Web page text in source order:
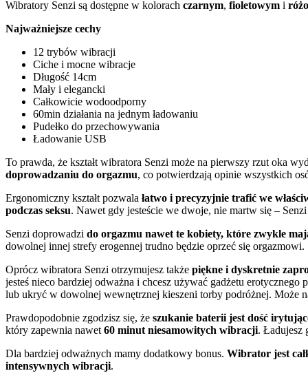
Wibratory Senzi są dostępne w kolorach czarnym, fioletowym i
Najważniejsze cechy
12 trybów wibracji
Ciche i mocne wibracje
Długość 14cm
Mały i elegancki
Całkowicie wodoodporny
60min działania na jednym ładowaniu
Pudełko do przechowywania
Ładowanie USB
To prawda, że kształt wibratora Senzi może na pierwszy rzut oka
doprowadzaniu do orgazmu, co potwierdzają opinie wszystkich
Ergonomiczny kształt pozwala łatwo i precyzyjnie trafić we
podczas seksu. Nawet gdy jesteście we dwoje, nie martw się –
Senzi doprowadzi do orgazmu nawet te kobiety, które zwykle
dowolnej innej strefy erogennej trudno będzie oprzeć się orgazmowi.
Oprócz wibratora Senzi otrzymujesz także piękne i dyskretnie
jesteś nieco bardziej odważna i chcesz używać gadżetu
lub ukryć w dowolnej wewnętrznej kieszeni torby podróżnej. Może
Prawdopodobnie zgodzisz się, że szukanie baterii jest dość
który zapewnia nawet 60 minut niesamowitych wibracji. Ładujesz
Dla bardziej odważnych mamy dodatkowy bonus. Wibrator jest
intensywnych wibracji.